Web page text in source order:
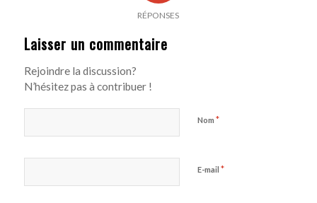
RÉPONSES
Laisser un commentaire
Rejoindre la discussion?
N’hésitez pas à contribuer !
Nom *
E-mail *